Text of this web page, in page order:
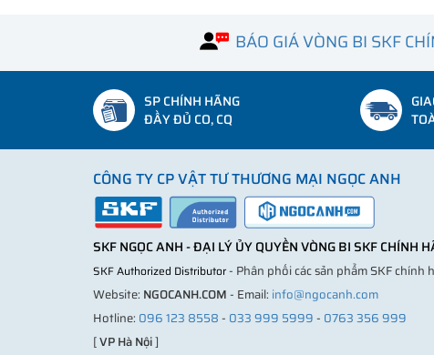
BÁO GIÁ VÒNG BI SKF
SP CHÍNH HÃNG
ĐẦY ĐỦ CO, CQ
CÔNG TY CP VẬT TƯ THƯƠNG MẠI NGỌC ANH
SKF NGỌC ANH - ĐẠI LÝ ỦY QUYỀN VÒNG BI SKF CHÍNH
SKF Authorized Distributor- Phân phối các sản phẩm SKF chính
Website: NGOCANH.COM- Email: info@ngocanh.com
Hotline: 096 123 8558- 033 999 5999- 0763 356 999
[VP Hà Nội]